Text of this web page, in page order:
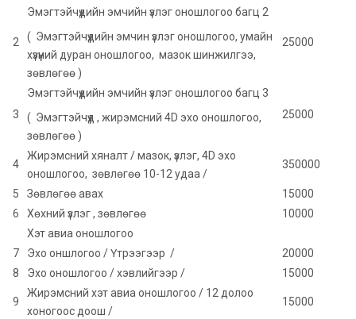
2
Эмэгтэйчүүдийн эмчийн үзлэг оношлогоо багц 2
( Эмэгтэйчүүдийн эмчин үзлэг оношлогоо, умайн
хүзүүний дуран оношлогоо, мазок шинжилгээ,
зөвлөгөө )
25000
3
Эмэгтэйчүүдийн эмчийн үзлэг оношлогоо багц 3
( Эмэгтэйчүүд , жирэмсний 4D эхо оношлогоо,
зөвлөгөө )
25000
4
Жирэмсний хяналт / мазок, үзлэг, 4D эхо
оношлогоо, зөвлөгөө 10-12 удаа /
350000
5 Зөвлөгөө авах
15000
6
Хөхний үзлэг , зөвлөгөө
10000
Хэт авиа оношлогоо
7
Эхо оншлогоо / Үтрээгээр /
20000
8
Эхо оношлогоо / хэвлийгээр / 15000
9
Жирэмсний хэт авиа оношлогоо / 12 долоо
хоногоос доош /
15000